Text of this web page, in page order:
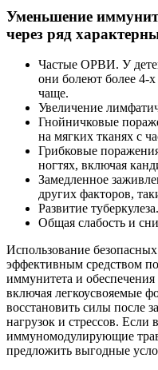
Уменьшение
через ряд
Частые ОРВИ. У
они болеют более 4-х
чаще.
Увеличение
Гнойничковые
на мягких тканях с
Грибковые
ногтях, включая
Замедленное
других факторов,
Развитие туберкулеза.
Общая слабость и
Использование
эффективным средством
иммунитета и
включая легкоусвояемые
восстановить силы после
нагрузок и стрессов.
иммуномодулирующие
предложить выгодные